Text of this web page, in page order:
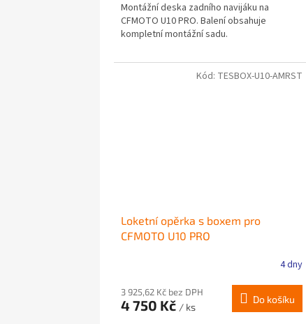
Montážní deska zadního navijáku na
CFMOTO U10 PRO. Balení obsahuje
kompletní montážní sadu.
Loketní opěrka s boxem pro
CFMOTO U10 PRO
4 dny
3 925,62 Kč bez DPH
4 750 Kč / ks
Do košíku
Kód: TESBOX-U10-AMRST